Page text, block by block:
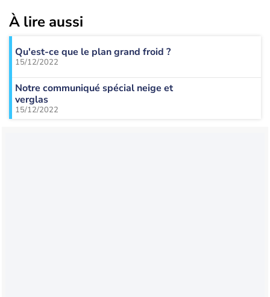
À lire aussi
Qu'est-ce que le plan grand froid ?
15/12/2022
Notre communiqué spécial neige et
verglas
15/12/2022